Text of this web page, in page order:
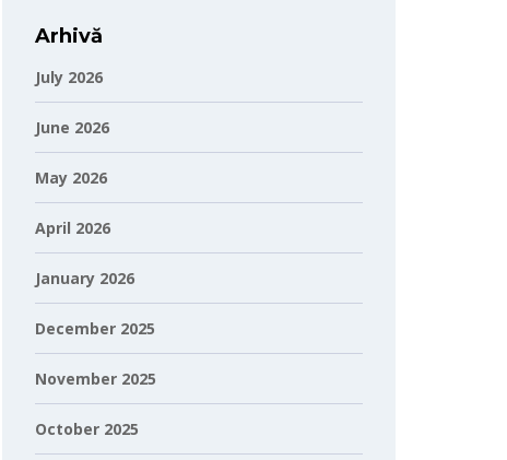
Arhivă
July 2026
June 2026
May 2026
April 2026
January 2026
December 2025
November 2025
October 2025